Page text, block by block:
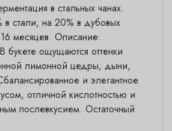
в стальных чанах.
стали, на 20% в дубовых
месяцев. Описание:
букете ощущаются оттенки
лимонной цедры, дыни,
и элегантное
отличной кислотностью и
послевкусием. Остаточный